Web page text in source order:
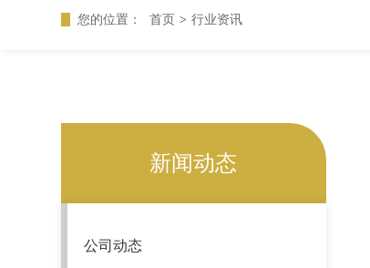
您的位置： 首页 > 行业资讯
新闻动态
公司动态